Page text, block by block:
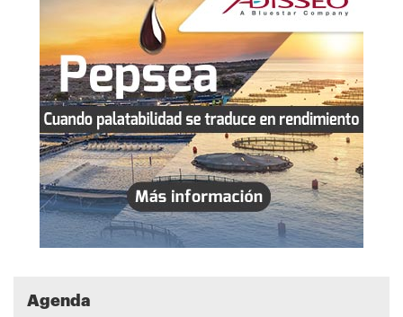
Agenda